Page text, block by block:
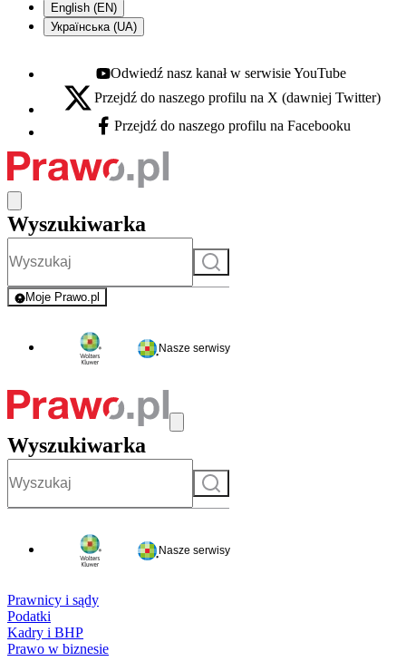
English (EN)
Українська (UA)
Youtube - otwiera się w nowej karcie
Odwiedź nasz kanał w serwisie YouTube
X - otwiera się w nowej karcie
Przejdź do naszego profilu na X (dawniej Twitter)
Facebook - otwiera się w nowej karcie
Przejdź do naszego profilu na Facebooku
Wyszukiwarka
Szukaj
Moje Prawo.pl
- rejestracja i logowanie do serwisu
Nasze serwisy
Wyszukiwarka
Szukaj
Nasze serwisy
Prawnicy i sądy
Podatki
Kadry i BHP
Prawo w biznesie